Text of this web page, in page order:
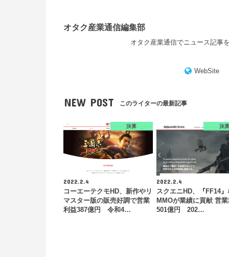
オタク産業通信編集部
オタク産業通信でニュース記事
WebSite
NEW POST このライターの最新記事
決算
2022.2.4
コーエーテクモHD、新作やリ
マスター版の販売好調で営業
利益387億円 令和4…
決
2022.2.4
スクエニHD、『FF14』
MMOが業績に貢献 営
501億円 202…